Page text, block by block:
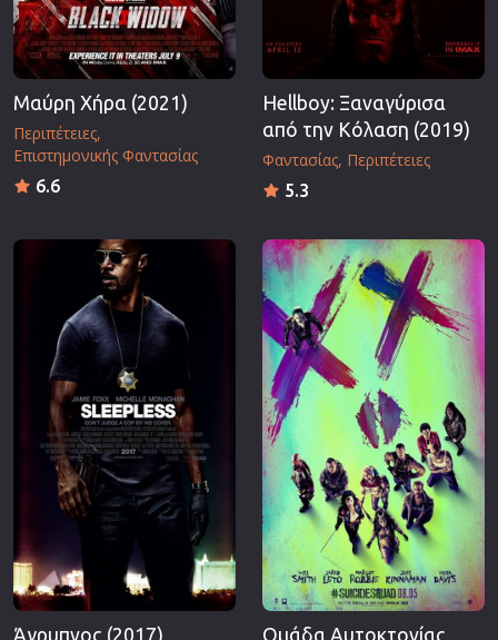
Μαύρη Χήρα (2021)
Περιπέτειες
Επιστημονικής Φαντασίας
6.6
Hellboy: Ξαναγύρισα
από την Κόλαση (2019)
Φαντασίας Περιπέτειες
5.3
Άγρυπνος (2017) Ομάδα Αυτοκτονίας